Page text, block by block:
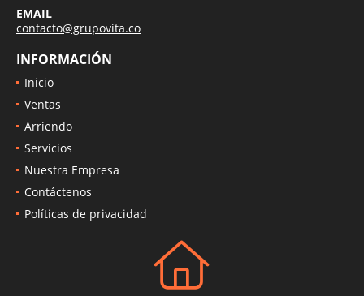
EMAIL
contacto@grupovita.co
INFORMACIÓN
Inicio
Ventas
Arriendo
Servicios
Nuestra Empresa
Contáctenos
Políticas de privacidad